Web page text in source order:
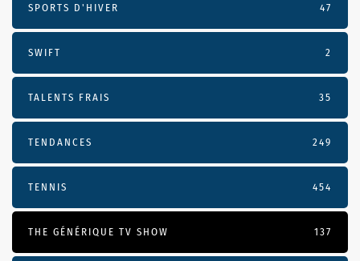
SPORTS D'HIVER 47
SWIFT 2
TALENTS FRAIS 35
TENDANCES 249
TENNIS 454
THE GÉNÉRIQUE TV SHOW 137